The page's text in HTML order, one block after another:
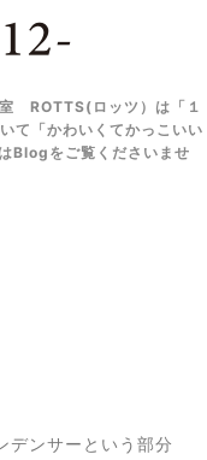
ROTTS(ロッツ）は「１
て「かわいくてかっこいい
をご覧くださいませ
ンサーという部分